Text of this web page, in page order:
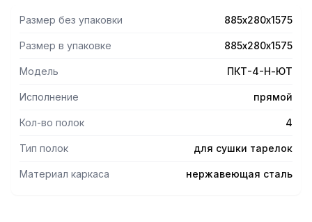
Размер без упаковки 885х280х1575
Размер в упаковке 885х280х1575
Модель ПКТ-4-Н-ЮТ
Исполнение прямой
Кол-во полок 4
Тип полок для сушки тарелок
Материал каркаса нержавеющая сталь